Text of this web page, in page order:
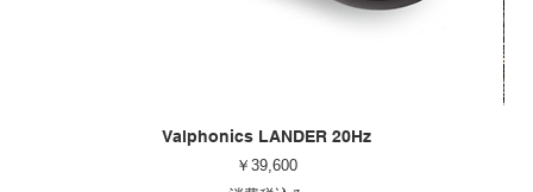
Valphonics LANDER 20Hz
価格
￥39,600